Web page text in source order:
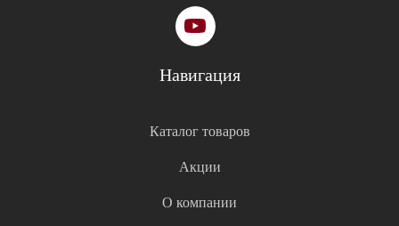
Навигация
Каталог товаров
Акции
О компании